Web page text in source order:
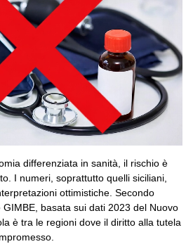
differenziata in sanità, il rischio è
I numeri, soprattutto quelli siciliani,
ottimistiche. Secondo
GIMBE, basata sui dati 2023 del Nuovo
è tra le regioni dove il diritto alla tutela